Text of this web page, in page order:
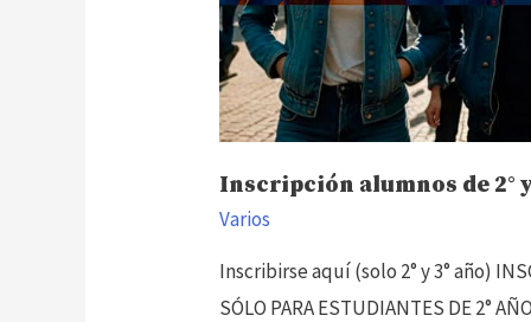
Inscripción alumnos de 2° y
Varios
Inscribirse aquí (solo 2° y 3° año)
SÓLO PARA ESTUDIANTES DE 2°